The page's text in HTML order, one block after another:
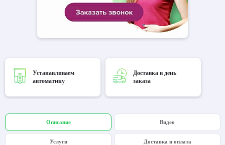
Устанавливаем
автоматику
Доставка в день
заказа
Описание Видео
Услуги Доставка и оплата